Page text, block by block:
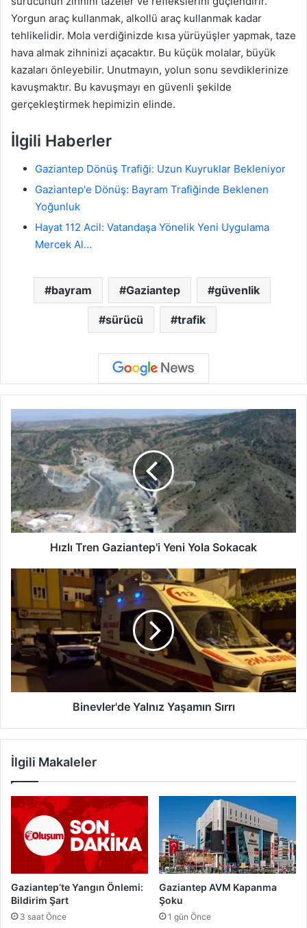
Yorgun araç kullanmak, alkollü araç kullanmak kadar
tehlikelidir. Mola verdiğinizde kısa yürüyüşler yapmak, taze
hava almak zihninizi açacaktır. Bu küçük molalar, büyük
kazaları önleyebilir. Unutmayın, yolun sonu sevdiklerinize
kavuşmaktır. Bu kavuşmayı en güvenli şekilde
gerçekleştirmek hepimizin elinde.
İlgili Haberler
Gaziantep Dönüş Trafiği: Uzun Kuyruklar Bekleniyor
Gaziantep'e Dönüş: Bayram Trafiğinde Beklenen
Yoğunluk
Hayat 112 Acil: Vatandaşa Yönelik Yeni Uygulama
Mercek Al…
bayram Gaziantep güvenlik
sürücü trafik
ı
z
l
ı
T
r
e
n
t
e
p
'
i
a
S
a
k
Hızlı Tren Gaziantep'i Yeni Yola Sokacak
e
v
l
e
r
'
z
Y
ı
n
S
Binevler'de Yalnız Yaşamın Sırrı
İlgili Makaleler
Gaziantep’te Yangın Önlemi:
Bildirim Şart
3 saat Önce
Gaziantep AVM Kapanma
Şoku
1 gün Önce